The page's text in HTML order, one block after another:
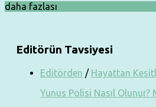
daha fazlası
Editörün Tavsiyesi
Editörden / Hayattan
Yunus Polisi Nasıl Olunur?